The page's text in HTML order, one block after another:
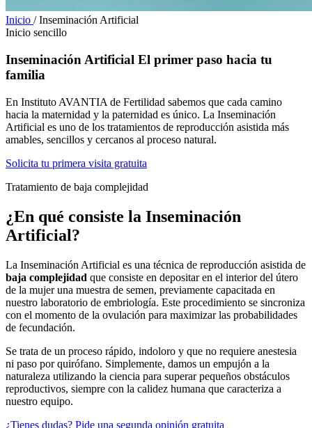
Inicio / Inseminación Artificial
Inicio sencillo
Inseminación Artificial El primer paso hacia tu
familia
En Instituto AVANTIA de Fertilidad sabemos que cada camino
hacia la maternidad y la paternidad es único. La Inseminación
Artificial es uno de los tratamientos de reproducción asistida más
amables, sencillos y cercanos al proceso natural.
Solicita tu primera visita gratuita
Tratamiento de baja complejidad
¿En qué consiste la Inseminación
Artificial?
La Inseminación Artificial es una técnica de reproducción asistida de
baja complejidad que consiste en depositar en el interior del útero
de la mujer una muestra de semen, previamente capacitada en
nuestro laboratorio de embriología. Este procedimiento se sincroniza
con el momento de la ovulación para maximizar las probabilidades
de fecundación.
Se trata de un proceso rápido, indoloro y que no requiere anestesia
ni paso por quirófano. Simplemente, damos un empujón a la
naturaleza utilizando la ciencia para superar pequeños obstáculos
reproductivos, siempre con la calidez humana que caracteriza a
nuestro equipo.
¿Tienes dudas? Pide una segunda opinión gratuita